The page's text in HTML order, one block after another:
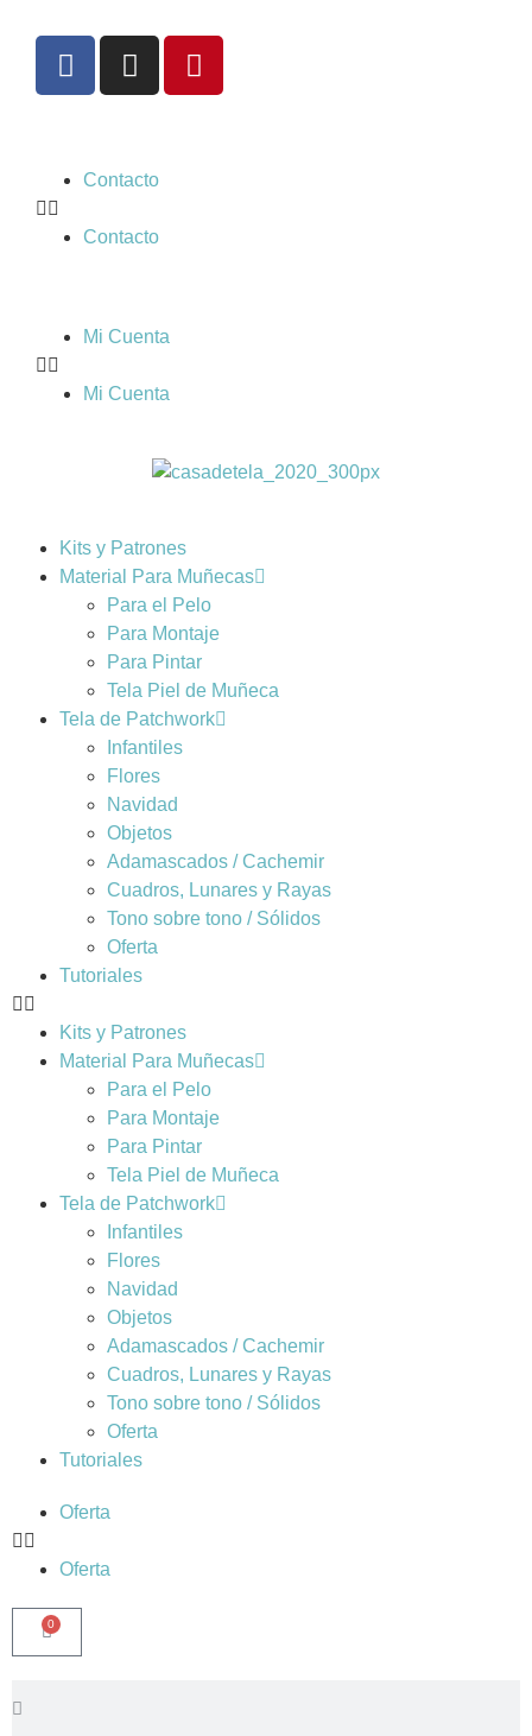
Contacto
Contacto
Mi Cuenta
Mi Cuenta
Kits y Patrones
Material Para Muñecas
Para el Pelo
Para Montaje
Para Pintar
Tela Piel de Muñeca
Tela de Patchwork
Infantiles
Flores
Navidad
Objetos
Adamascados / Cachemir
Cuadros, Lunares y Rayas
Tono sobre tono / Sólidos
Oferta
Tutoriales
Kits y Patrones
Material Para Muñecas
Para el Pelo
Para Montaje
Para Pintar
Tela Piel de Muñeca
Tela de Patchwork
Infantiles
Flores
Navidad
Objetos
Adamascados / Cachemir
Cuadros, Lunares y Rayas
Tono sobre tono / Sólidos
Oferta
Tutoriales
Oferta
Oferta
0